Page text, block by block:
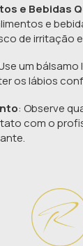
e Bebidas
e
de irritação
um
os lábios
: Observe
com o